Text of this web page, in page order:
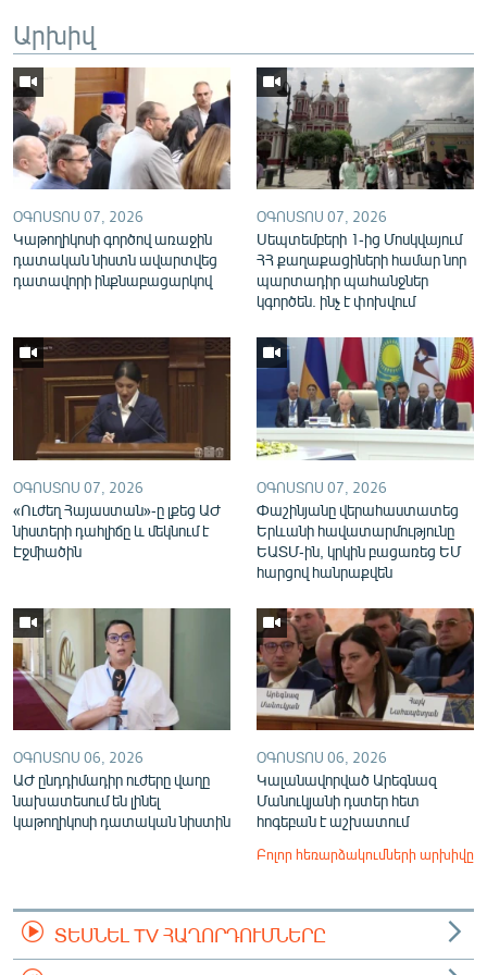
Русский
ՀԵՏԵՎԵՔ ՄԵԶ
«Ազատության» բոլոր կայքերը
Արխիվ
ՕԳՈՍՏՈՍ 07, 2026
Կաթողիկոսի գործով առաջին
դատական նիստն ավարտվեց
դատավորի ինքնաբացարկով
ՕԳՈՍՏՈՍ 07, 2026
Սեպտեմբերի 1-ից Մոսկվայում
ՀՀ քաղաքացիների համար նոր
պարտադիր պահանջներ
կգործեն. ինչ է փոխվում
ՕԳՈՍՏՈՍ 07, 2026
«Ուժեղ Հայաստան»-ը լքեց ԱԺ
նիստերի դահլիճը և մեկնում է
Էջմիածին
ՕԳՈՍՏՈՍ 07, 2026
Փաշինյանը վերահաստատեց
Երևանի հավատարմությունը
ԵԱՏՄ-ին, կրկին բացառեց ԵՄ
հարցով հանրաքվեն
ՕԳՈՍՏՈՍ 06, 2026
ԱԺ ընդդիմադիր ուժերը վաղը
նախատեսում են լինել
կաթողիկոսի դատական նիստին
ՕԳՈՍՏՈՍ 06, 2026
Կալանավորված Արեգնազ
Մանուկյանի դստեր հետ
հոգեբան է աշխատում
Բոլոր հեռարձակումների արխիվը
ՏԵՍՆԵԼ TV ՀԱՂՈՐԴՈՒՄՆԵՐԸ